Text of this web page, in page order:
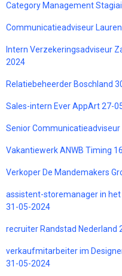
Category Management
Communicatieadviseur
Intern Verzekeringsadviseur
2024
Relatiebeheerder Boschland
Sales-intern Ever AppArt 27-
Senior
Vakantiewerk ANWB Timing
Verkoper De Mandemakers
assistent-storemanager in
31-05-2024
recruiter Randstad Nederland
verkaufmitarbeiter im
31-05-2024